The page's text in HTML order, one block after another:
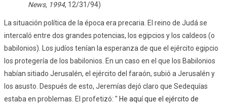
News, 1994, 12/31/94)
La situación política de la época era precaria. El reino de Judá se
intercaló entre dos grandes potencias, los egipcios y los caldeos (o
babilonios). Los judíos tenían la esperanza de que el ejército egipcio
los protegería de los babilonios. En un caso en el que los Babilonios
habían sitiado Jerusalén, el ejército del faraón, subió a Jerusalén y
los asusto. Después de esto, Jeremías dejó claro que Sedequías
estaba en problemas. El profetizó: " He aquí que el ejército de